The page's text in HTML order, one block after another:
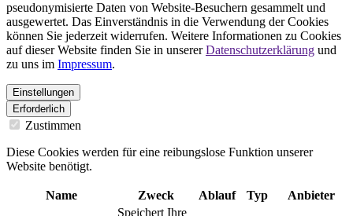
pseudonymisierte Daten von Website-Besuchern gesammelt und
ausgewertet. Das Einverständnis in die Verwendung der Cookies
können Sie jederzeit widerrufen. Weitere Informationen zu Cookies
auf dieser Website finden Sie in unsererDatenschutzerklärung und
zu uns im Impressum.
Einstellungen
Erforderlich
Zustimmen
Diese Cookies werden für eine reibungslose Funktion unserer
Website benötigt.
Name Zweck Ablauf Typ
Anbieter
Speichert Ihre